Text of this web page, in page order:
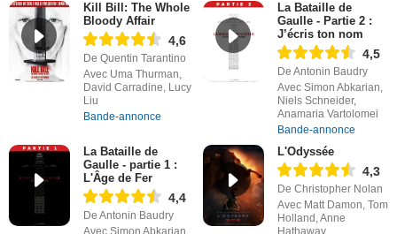
Kill Bill: The Whole
Bloody Affair
4,6
De Quentin Tarantino
Avec Uma Thurman,
David Carradine, Lucy
Liu
Bande-annonce
La Bataille de
Gaulle - Partie 2 :
J’écris ton nom
4,5
De Antonin Baudry
Avec Simon Abkarian,
Niels Schneider,
Anamaria Vartolomei
Bande-annonce
La Bataille de
Gaulle - partie 1 :
L'Âge de Fer
4,4
De Antonin Baudry
L'Odyssée
4,3
De Christopher Nolan
Avec Matt Damon, Tom
Holland, Anne